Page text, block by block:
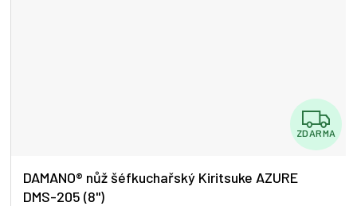
Z
D
ZDARMA
DAMANO® nůž šéfkuchařský Kiritsuke AZURE
DMS-205 (8")